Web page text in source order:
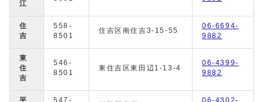
江
住
吉
558-
8501
住吉区南住吉3-15-55
06-6694-
9882
東
住
吉
546-
8501
東住吉区東田辺1-13-4
06-4399-
9882
平
547-
06-4302-